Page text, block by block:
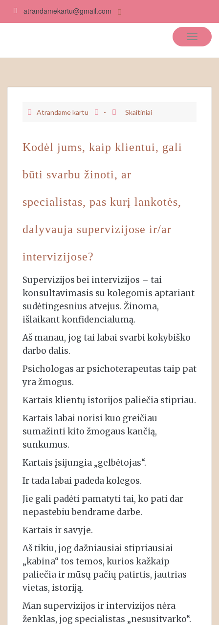
atrandamekartu@gmail.com
Atrandame kartu - Skaitiniai
Kodėl jums, kaip klientui, gali
būti svarbu žinoti, ar
specialistas, pas kurį lankotės,
dalyvauja supervizijose ir/ar
intervizijose?
Supervizijos bei intervizijos – tai
konsultavimasis su kolegomis aptariant
sudėtingesnius atvejus. Žinoma,
išlaikant konfidencialumą.
Aš manau, jog tai labai svarbi kokybiško
darbo dalis.
Psichologas ar psichoterapeutas taip pat
yra žmogus.
Kartais klientų istorijos paliečia stipriau.
Kartais labai norisi kuo greičiau
sumažinti kito žmogaus kančią,
sunkumus.
Kartais įsijungia „gelbėtojas“.
Ir tada labai padeda kolegos.
Jie gali padėti pamatyti tai, ko pati dar
nepastebiu bendrame darbe.
Kartais ir savyje.
Aš tikiu, jog dažniausiai stipriausiai
„kabina“ tos temos, kurios kažkaip
paliečia ir mūsų pačių patirtis, jautrias
vietas, istoriją.
Man supervizijos ir intervizijos nėra
ženklas, jog specialistas „nesusitvarko“.